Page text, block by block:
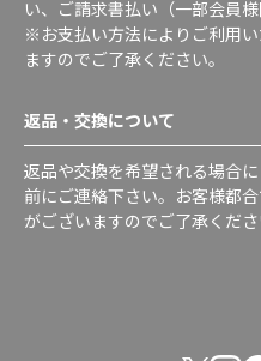
い、ご請求書払い（一部会員様
※お支払い方法によりご利用
ますのでご了承ください。
返品・交換について
返品や交換を希望される場合
前にご連絡下さい。お客様都
がございますのでご了承くださ